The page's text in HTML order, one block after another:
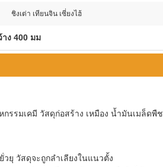
ชิงเต่า เทียนจิน เซี่ยงไฮ้
ง 400 มม
รรมเคมี วัสดุก่อสร้าง เหมือง น้ำมันเมล็ดพืช
ยุ วัสดุจะถูกลำเลียงในแนวตั้ง